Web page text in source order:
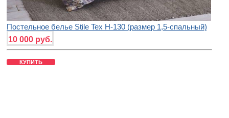
Постельное белье Stile Tex H-130 (размер 1,5-спальный)
10 000 руб.
КУПИТЬ